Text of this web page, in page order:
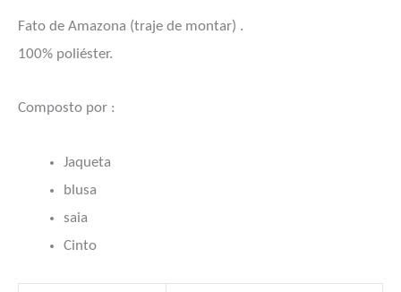
Fato de Amazona (traje de montar) .
100% poliéster.
Composto por :
Jaqueta
blusa
saia
Cinto